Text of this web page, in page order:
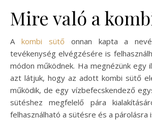
Mire való a
A kombi sütőonnan kapta a
tevékenység elvégzésére is
módon működnek. Ha megnézünk egy
azt látjuk, hogy az adott kombi sütő
működik, de egy vízbefecskendező
sütéshez megfelelő pára
felhasználható a sütésre és a párolásra